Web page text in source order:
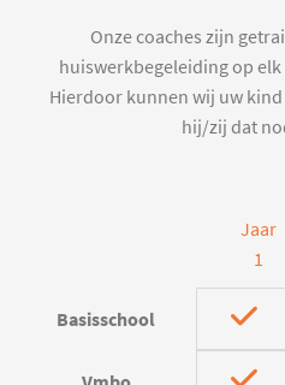
Onze coaches zijn
huiswerkbegeleiding op
Hierdoor kunnen wij uw
hij/zij dat
Jaar
1
Basisschool